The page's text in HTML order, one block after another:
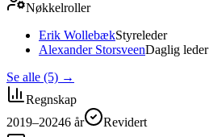
Nøkkelroller
Erik WollebækStyreleder
Alexander StorsveenDaglig leder
Se alle (5) →
Regnskap
2019–20246 år
Revidert